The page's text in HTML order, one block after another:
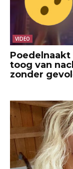
VIDEO
toog van
zonder